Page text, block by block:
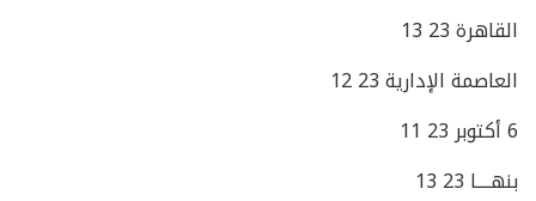
القاهرة 23 13
العاصمة الإدارية 23 12
6 أكتوبر 23 11
بنهــــا 23 13